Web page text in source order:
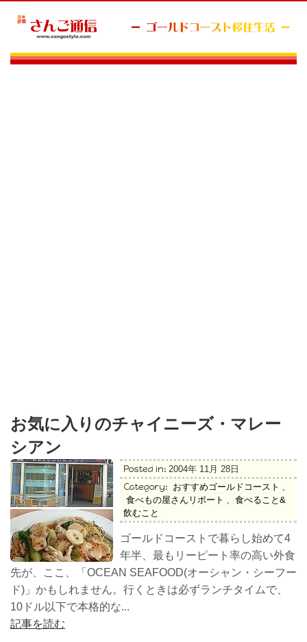
お気に入りのチャイニーズ・マレー
シアン
Posted in: 2004年 11月 28日
Category: おすすめゴールドコースト ,
食べもの屋さんリポート , 食べること&
飲むこと
ゴールドコーストで暮らし始めて4
年半、最もリーピート率の高い外食
先が、ここ、「OCEAN SEAFOOD(オーシャン・シーフー
ド)」かもしれません。行くときは必ずランチタイムで、
10ドル以下で本格的な...
記事を読む